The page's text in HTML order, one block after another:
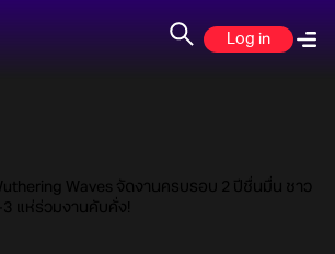
Log in
Waves จัดงานครบรอบ 2 ปีชื่นมื่น ชาว
3 แห่ร่วมงานคับคั่ง!